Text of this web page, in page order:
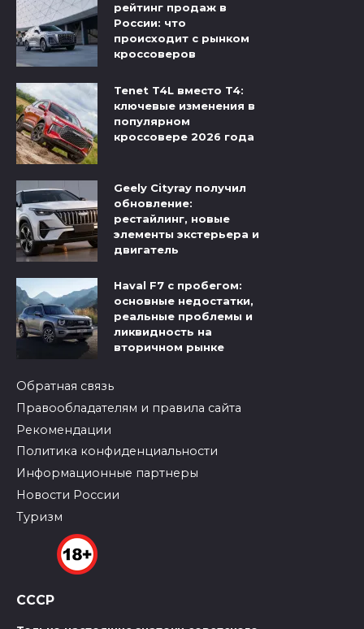
рейтинг продаж в
России: что
происходит с рынком
кроссоверов
Tenet T4L вместо T4:
ключевые изменения в
популярном
кроссовере 2026 года
Geely Cityray получил
обновление:
рестайлинг, новые
элементы экстерьера и
двигатель
Haval F7 с пробегом:
основные недостатки,
реальные проблемы и
ликвидность на
вторичном рынке
Обратная связь
Правообладателям и правила сайта
Рекомендации
Политика конфиденциальности
Информационные партнеры
Новости России
Туризм
СССР